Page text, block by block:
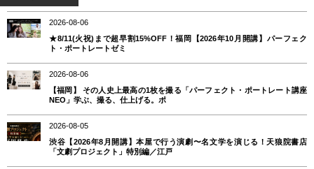
2026-08-06
★8/11(火祝)まで超早割15%OFF！福岡【2026年10月開講】パーフェク
ト・ポートレートゼミ
2026-08-06
【福岡】 その人史上最高の1枚を撮る「パーフェクト・ポートレート講座
NEO」学ぶ、撮る、仕上げる。ポ
2026-08-05
渋谷【2026年8月開講】本屋で行う演劇〜名文学を演じる！天狼院書店
「文劇プロジェクト」特別編／江戸